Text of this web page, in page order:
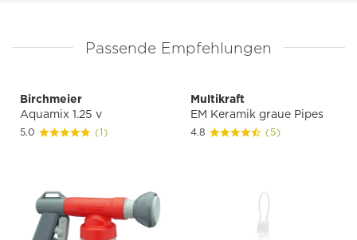
Passende Empfehlungen
Birchmeier
Aquamix 1.25 v
5.0 (1)
Multikraft
EM Keramik graue Pipes
4.8 (5)